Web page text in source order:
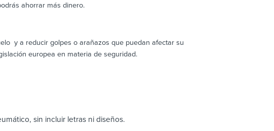
ahorrar más dinero.
y a reducir golpes o arañazos que puedan afectar su
europea en materia de seguridad.
sin incluir letras ni diseños.